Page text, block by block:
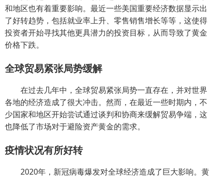
和地区也有着重要影响。最近一些美国重要经济数据显示出
了好转趋势，包括就业率上升、零售销售增长等等，这使得
投资者开始寻找其他更具潜力的投资目标，从而导致了黄金
价格下跌。
全球贸易紧张局势缓解
在过去几年中，全球贸易紧张局势一直存在，并对世界
各地的经济造成了很大冲击。然而，在最近一些时期内，不
少国家和地区开始尝试通过谈判和协商来缓解贸易争端，这
也降低了市场对于避险资产黄金的需求。
疫情状况有所好转
2020年，新冠病毒爆发对全球经济造成了巨大影响。黄